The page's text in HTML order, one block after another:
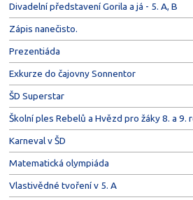
Divadelní představení Gorila a já - 5. A, B
Zápis nanečisto.
Prezentiáda
Exkurze do čajovny Sonnentor
ŠD Superstar
Školní ples Rebelů a Hvězd pro žáky 8. a 9.
Karneval v ŠD
Matematická olympiáda
Vlastivědné tvoření v 5. A